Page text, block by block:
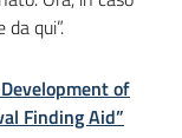
qui”.
of
Finding Aid”